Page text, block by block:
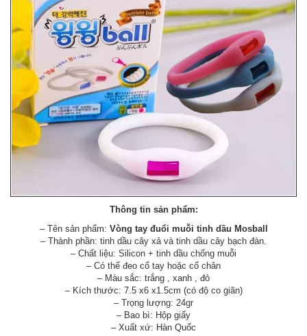
Thông tin sản phẩm:
– Tên sản phẩm: Vòng tay đuổi muỗi tinh dầu Mosball
– Thành phần: tinh dầu cây xả và tinh dầu cây bạch đàn.
– Chất liệu: Silicon + tinh dầu chống muỗi
– Có thể đeo cổ tay hoặc cổ chân
– Màu sắc: trắng , xanh , đỏ
– Kích thước: 7.5 x6 x1.5cm (có độ co giãn)
– Trọng lượng: 24gr
– Bao bì: Hộp giấy
– Xuất xứ: Hàn Quốc